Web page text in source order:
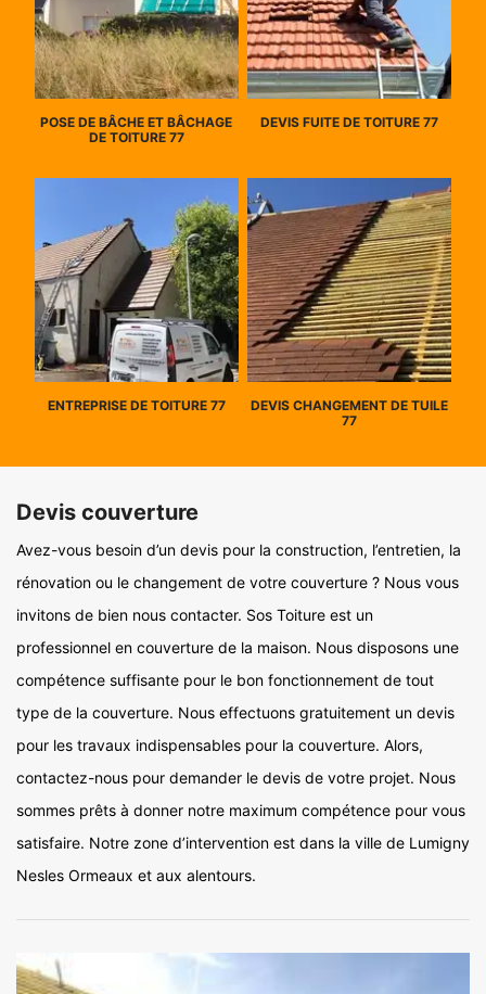
POSE DE BÂCHE ET BÂCHAGE
DE TOITURE 77
DEVIS FUITE DE TOITURE 77
ENTREPRISE DE TOITURE 77
DEVIS CHANGEMENT DE TUILE
77
Devis couverture
Avez-vous besoin d’un devis pour la construction, l’entretien, la
rénovation ou le changement de votre couverture ? Nous vous
invitons de bien nous contacter. Sos Toiture est un
professionnel en couverture de la maison. Nous disposons une
compétence suffisante pour le bon fonctionnement de tout
type de la couverture. Nous effectuons gratuitement un devis
pour les travaux indispensables pour la couverture. Alors,
contactez-nous pour demander le devis de votre projet. Nous
sommes prêts à donner notre maximum compétence pour vous
satisfaire. Notre zone d’intervention est dans la ville de Lumigny
Nesles Ormeaux et aux alentours.